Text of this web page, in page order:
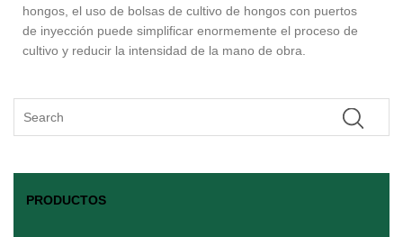
hongos, el uso de bolsas de cultivo de hongos con puertos
de inyección puede simplificar enormemente el proceso de
cultivo y reducir la intensidad de la mano de obra.
PRODUCTOS